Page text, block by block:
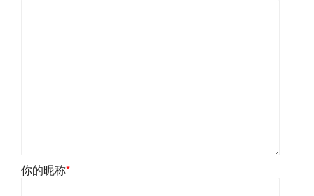
你的昵称*